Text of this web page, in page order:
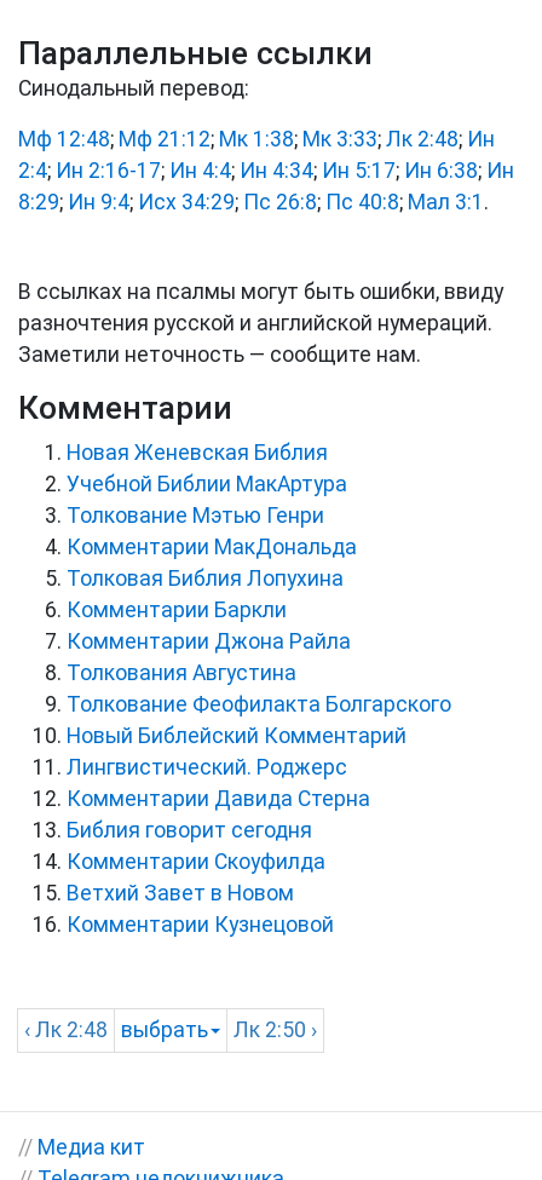
Параллельные ссылки
Синодальный перевод:
Мф 12:48; Мф 21:12; Мк 1:38; Мк 3:33; Лк 2:48; Ин
2:4; Ин 2:16-17; Ин 4:4; Ин 4:34; Ин 5:17; Ин 6:38; Ин
8:29; Ин 9:4; Исх 34:29; Пс 26:8; Пс 40:8; Мал 3:1 .
В ссылках на псалмы могут быть ошибки, ввиду
разночтения русской и английской нумераций.
Заметили неточность — сообщите нам.
Комментарии
Новая Женевская Библия
Учебной Библии МакАртура
Толкование Мэтью Генри
Комментарии МакДональда
Толковая Библия Лопухина
Комментарии Баркли
Комментарии Джона Райла
Толкования Августина
Толкование Феофилакта Болгарского
Новый Библейский Комментарий
Лингвистический. Роджерс
Комментарии Давида Стерна
Библия говорит сегодня
Комментарии Скоуфилда
Ветхий Завет в Новом
Комментарии Кузнецовой
‹ Лк 2:48 выбрать Лк 2:50 ›
// Медиа кит